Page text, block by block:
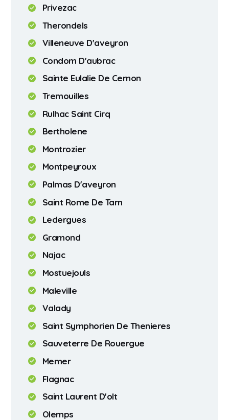
Privezac
Therondels
Villeneuve D'aveyron
Condom D'aubrac
Sainte Eulalie De Cernon
Tremouilles
Rulhac Saint Cirq
Bertholene
Montrozier
Montpeyroux
Palmas D'aveyron
Saint Rome De Tarn
Ledergues
Gramond
Najac
Mostuejouls
Maleville
Valady
Saint Symphorien De Thenieres
Sauveterre De Rouergue
Memer
Flagnac
Saint Laurent D'olt
Olemps